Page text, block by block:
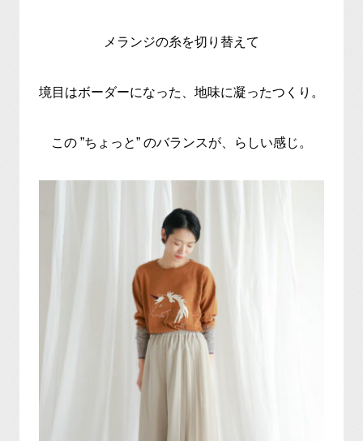
メランジの糸を切り替えて
境目はボーダーになった、地味に凝ったつくり。
この ”ちょっと” のバランスが、らしい感じ。